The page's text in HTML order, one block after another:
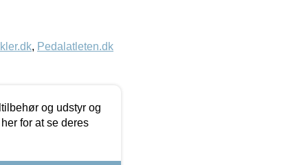
, Pedalatleten.dk
og udstyr og
for at se deres